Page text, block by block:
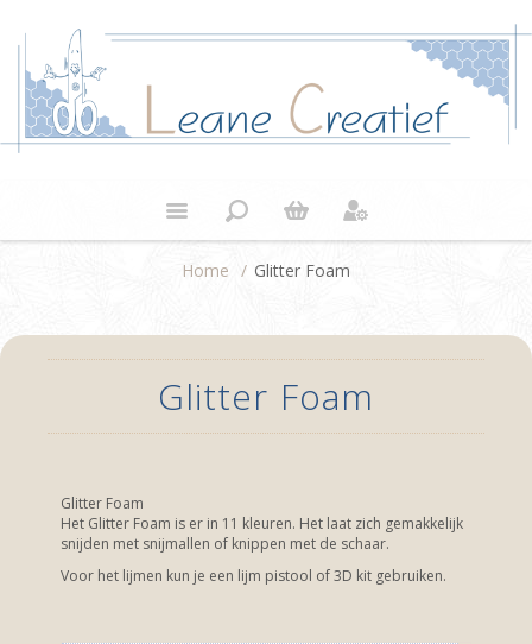
Home / Glitter Foam
Glitter Foam
Glitter Foam
Het Glitter Foam is er in 11 kleuren. Het laat zich gemakkelijk
snijden met snijmallen of knippen met de schaar.
Voor het lijmen kun je een lijm pistool of 3D kit gebruiken.